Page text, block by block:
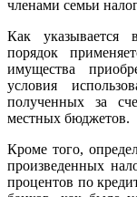
членами семьи
Как указывается
порядок
имущества
условия
полученных за
местных бюджетов.
Кроме того,
произведенных
процентов по